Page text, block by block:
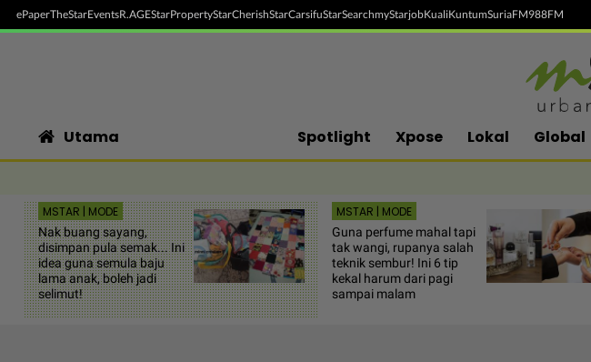
ePaperTheStarEventsR.AGEStarPropertyStarCherishStarCarsifuStarSearchmyStarjobKualiKuntumSuriaFM988FM
Utama Spotlight Xpose Lokal Global
MSTAR | MODE
Nak buang sayang,
disimpan pula semak... Ini
idea guna semula baju
lama anak, boleh jadi
selimut!
MSTAR | MODE
Guna perfume mahal tapi
tak wangi, rupanya salah
teknik sembur! Ini 6 tip
kekal harum dari pagi
sampai malam